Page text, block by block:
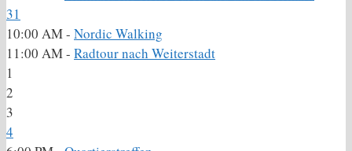
31
10:00 AM - Nordic Walking
11:00 AM - Radtour nach Weiterstadt
1
2
3
4